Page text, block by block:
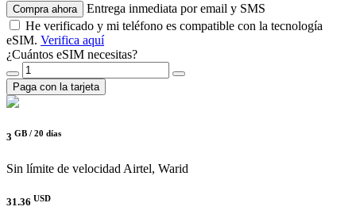
Compra ahora
Entrega inmediata por email y SMS
He verificado y mi teléfono es compatible con la tecnología
eSIM. Verifica aquí
¿Cuántos eSIM necesitas?
Paga con la tarjeta
3 GB / 20 días
Sin límite de velocidad Airtel, Warid
31.36 USD